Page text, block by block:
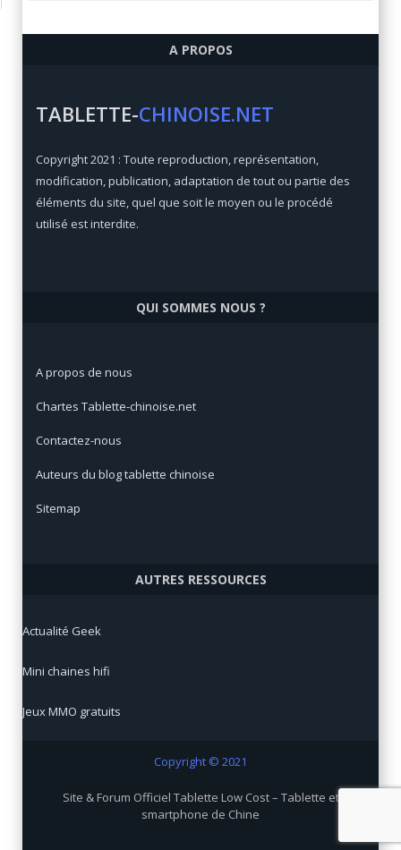
Qualité/prix:84 / 100
Qualité/prix:92 / 100
Prix: €
A PROPOS
TABLETTE-CHINOISE.NET
Copyright 2021 : Toute reproduction, représentation,
modification, publication, adaptation de tout ou partie des
éléments du site, quel que soit le moyen ou le procédé
utilisé est interdite.
QUI SOMMES NOUS ?
A propos de nous
Chartes Tablette-chinoise.net
Contactez-nous
Auteurs du blog tablette chinoise
Sitemap
AUTRES RESSOURCES
Actualité Geek
Mini chaines hifi
Jeux MMO gratuits
Copyright © 2021
Site & Forum Officiel Tablette Low Cost – Tablette et
smartphone de Chine